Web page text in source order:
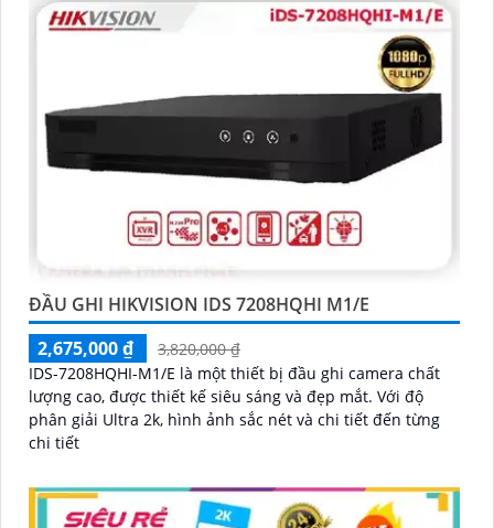
ĐẦU GHI HIKVISION IDS 7208HQHI M1/E
2,675,000 ₫
3,820,000 ₫
IDS-7208HQHI-M1/E là một thiết bị đầu ghi camera chất
lượng cao, được thiết kế siêu sáng và đẹp mắt. Với độ
phân giải Ultra 2k, hình ảnh sắc nét và chi tiết đến từng
chi tiết